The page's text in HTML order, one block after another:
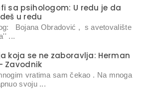
sa psihologom: U redu je da
u redu
Bojana Obradović , s avetovalište
...
koja se ne zaboravlja: Herman
Zavodnik
vratima sam čekao . Na mnoga
svoju ...